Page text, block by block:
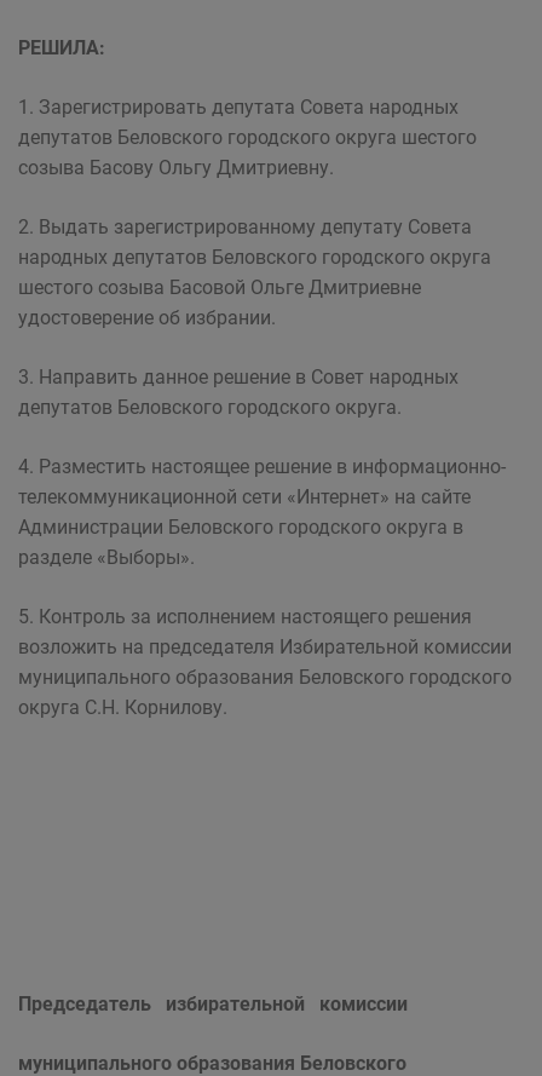
РЕШИЛА:
1. Зарегистрировать депутата Совета народных
депутатов Беловского городского округа шестого
созыва Басову Ольгу Дмитриевну.
2. Выдать зарегистрированному депутату Совета
народных депутатов Беловского городского округа
шестого созыва Басовой Ольге Дмитриевне
удостоверение об избрании.
3. Направить данное решение в Совет народных
депутатов Беловского городского округа.
4. Разместить настоящее решение в информационно-
телекоммуникационной сети «Интернет» на сайте
Администрации Беловского городского округа в
разделе «Выборы».
5. Контроль за исполнением настоящего решения
возложить на председателя Избирательной комиссии
муниципального образования Беловского городского
округа С.Н. Корнилову.
Председатель избирательной комиссии
муниципального образования Беловского